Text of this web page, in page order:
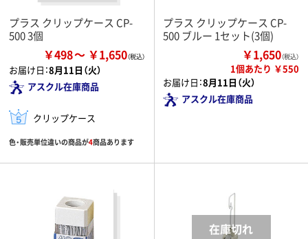
プラス クリップケース CP-
500 3個
￥498 ￥1,650
お届け日：8月11日（火）
アスクル在庫商品
クリップケース
色・販売単位違いの商品が4商品あります
プラス クリップケース CP-
500 ブルー 1セット(3個)
￥1,650（税込）
1個あたり ￥550
お届け日：8月11日（火）
アスクル在庫商品